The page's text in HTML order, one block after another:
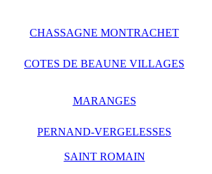
CHASSAGNE MONTRACHET
COTES DE BEAUNE VILLAGES
MARANGES
PERNAND-VERGELESSES
SAINT ROMAIN